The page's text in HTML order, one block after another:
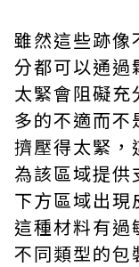
雖然這些跡像
分都可以通過
太緊會阻礙充
多的不適而不
擠壓得太緊，
為該區域提
下方區域出現
這種材料有過
不同類型的包